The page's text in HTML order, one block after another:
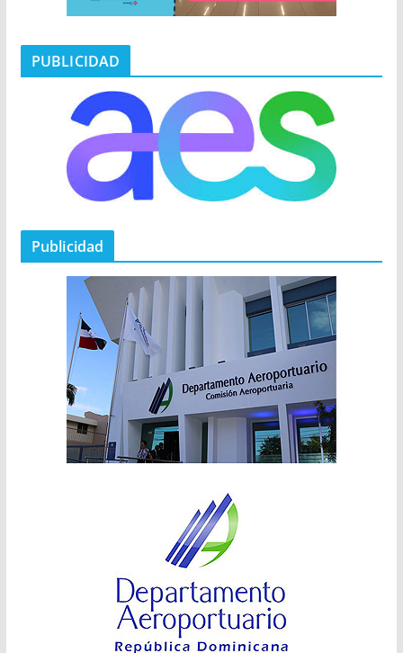
PUBLICIDAD
Publicidad